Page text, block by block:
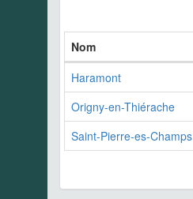
Nom
Haramont
Origny-en-Thiérache
Saint-Pierre-es-Champs